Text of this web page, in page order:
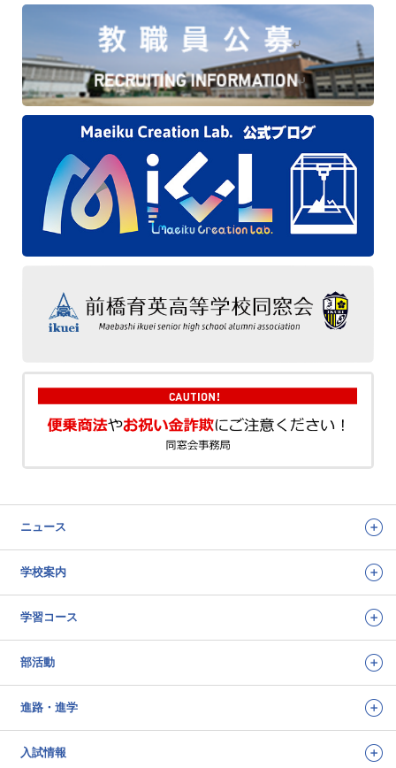
ニュース
学校案内
学習コース
部活動
進路・進学
入試情報